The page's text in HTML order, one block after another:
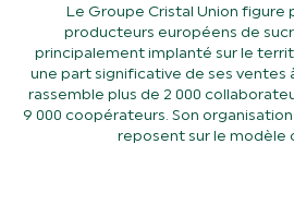
Le Groupe Cristal Union figure
producteurs européens de
principalement implanté sur le
une part significative de ses ventes
rassemble plus de 2 000
9 000 coopérateurs. Son
reposent sur le modèle